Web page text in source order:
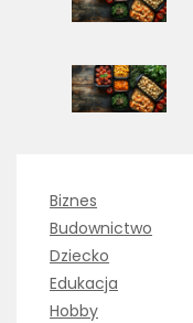
Biznes
Budownictwo
Dziecko
Edukacja
Hobby